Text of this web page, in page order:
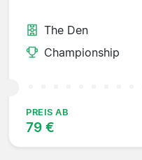
The Den
Championship
PREIS AB
79 €